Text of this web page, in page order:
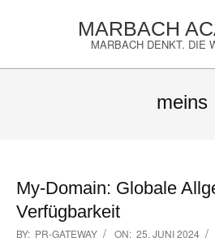
MARBACH
MARBACH DENKT. DIE
meins
My-Domain: Globale
Verfügbarkeit
2024-
BY: PR-GATEWAY ON: 25. JUNI 2024